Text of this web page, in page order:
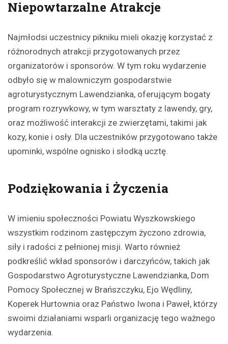
Niepowtarzalne Atrakcje
Najmłodsi uczestnicy pikniku mieli okazję korzystać z
różnorodnych atrakcji przygotowanych przez
organizatorów i sponsorów. W tym roku wydarzenie
odbyło się w malowniczym gospodarstwie
agroturystycznym Lawendzianka, oferującym bogaty
program rozrywkowy, w tym warsztaty z lawendy, gry,
oraz możliwość interakcji ze zwierzętami, takimi jak
kozy, konie i osły. Dla uczestników przygotowano także
upominki, wspólne ognisko i słodką ucztę.
Podziękowania i Życzenia
W imieniu społeczności Powiatu Wyszkowskiego
wszystkim rodzinom zastępczym życzono zdrowia,
siły i radości z pełnionej misji. Warto również
podkreślić wkład sponsorów i darczyńców, takich jak
Gospodarstwo Agroturystyczne Lawendzianka, Dom
Pomocy Społecznej w Brańszczyku, Ejo Wędliny,
Koperek Hurtownia oraz Państwo Iwona i Paweł, którzy
swoimi działaniami wsparli organizację tego ważnego
wydarzenia.